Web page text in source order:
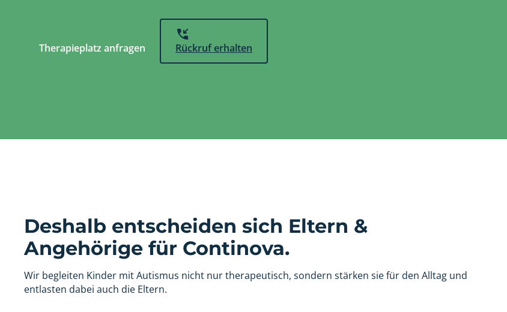
Therapieplatz anfragen Rückruf erhalten
Deshalb entscheiden sich Eltern &
Angehörige für Continova.
Wir begleiten Kinder mit Autismus nicht nur therapeutisch, sondern stärken sie für den Alltag und
entlasten dabei auch die Eltern.